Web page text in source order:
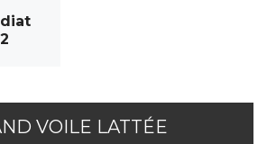
VOILE LATTÉE